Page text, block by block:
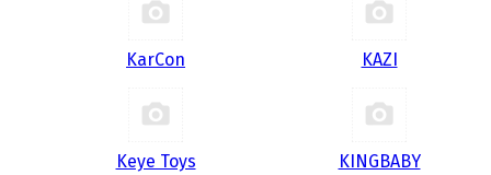
KarCon KAZI
Keye Toys KINGBABY